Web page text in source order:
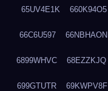
65UV4E1K 660K94O5
66C6U597 66NBHAON
6899WHVC 68EZZKJQ
699GTUTR 69KWPV8F